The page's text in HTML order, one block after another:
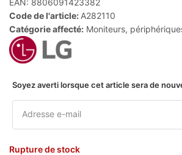
EAN: 8806091423382
Code de l'article: A282110
Catégorie affecté: Moniteurs,
Soyez averti lorsque cet article sera de
Rupture de stock